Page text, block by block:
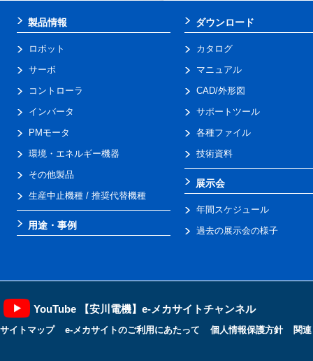
製品情報
ロボット
サーボ
コントローラ
インバータ
PMモータ
環境・エネルギー機器
その他製品
生産中止機種 / 推奨代替機種
用途・事例
ダウンロード
カタログ
マニュアル
CAD/外形図
サポートツール
各種ファイル
技術資料
展示会
年間スケジュール
過去の展示会の様子
YouTube 【安川電機】e-メカサイトチャンネル
サイトマップ e-メカサイトのご利用にあたって 個人情報保護方針 関